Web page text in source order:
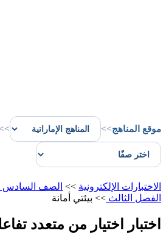
موقع المناهج>>
>>
الاختبارات الإلكترونية >> الصف السادس
الفصل الثالث >> بيئتي أمانة
اختبار اختيار من متعدد